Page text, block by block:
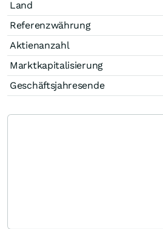
Land
Referenzwährung
Aktienanzahl
Marktkapitalisierung
Geschäftsjahresende